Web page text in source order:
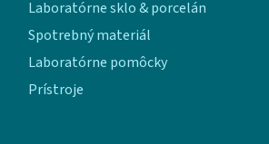
Laboratórne sklo & porcelán
Spotrebný materiál
Laboratórne pomôcky
Prístroje